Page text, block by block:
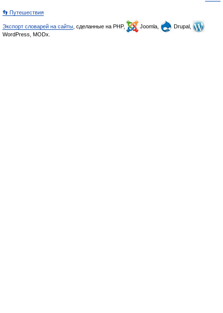
👣 Путешествия
Экспорт словарей на сайты , сделанные на PHP, Joomla,
Drupal,
WordPress, MODx.